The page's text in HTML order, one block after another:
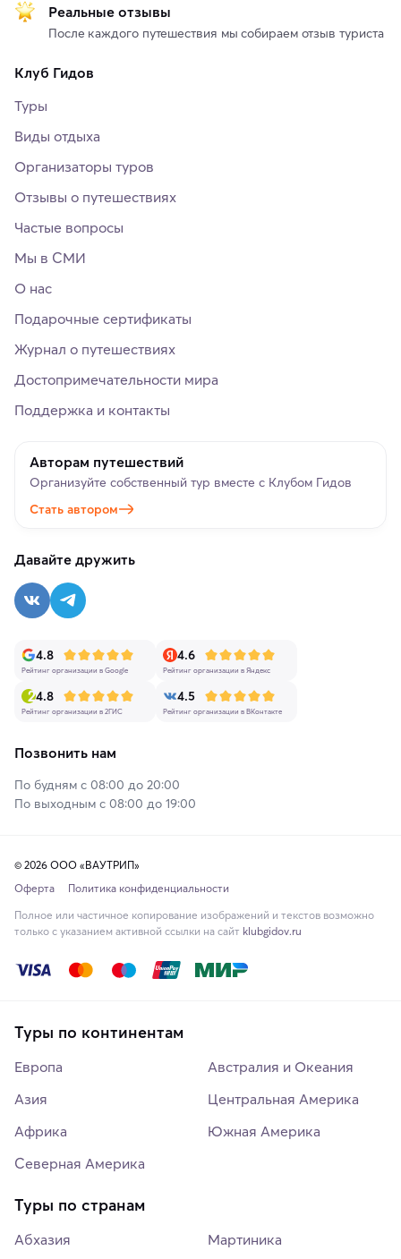
Реальные отзывы
После каждого путешествия мы собираем отзыв туриста
Клуб Гидов
Туры
Виды отдыха
Организаторы туров
Отзывы о путешествиях
Частые вопросы
Мы в СМИ
О нас
Подарочные сертификаты
Журнал о путешествиях
Достопримечательности мира
Поддержка и контакты
Авторам путешествий
Организуйте собственный тур вместе с Клубом Гидов
Стать автором
Давайте дружить
4.8
Рейтинг организации в Google
4.6
Рейтинг организации в Яндекс
4.8
Рейтинг организации в 2ГИС
4.5
Рейтинг организации в ВКонтакте
Позвонить нам
По будням с 08:00 до 20:00
По выходным с 08:00 до 19:00
© 2026 ООО «ВАУТРИП»
Оферта
Политика конфиденциальности
Полное или частичное копирование изображений и текстов возможно
только с указанием активной ссылки на сайт klubgidov.ru
Туры по континентам
Европа
Азия
Африка
Северная Америка
Австралия и Океания
Центральная Америка
Южная Америка
Туры по странам
Абхазия
Мартиника